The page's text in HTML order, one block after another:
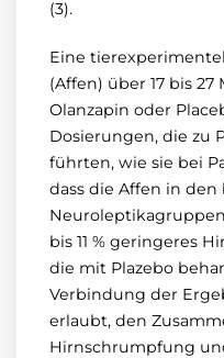
(3).
Eine
(Affen) über 17 bis
Olanzapin oder
Dosierungen, die zu
führten, wie sie bei
dass die Affen in den
bis 11 % geringeres
die mit Plazebo
Verbindung der
erlaubt, den
Hirnschrumpfung